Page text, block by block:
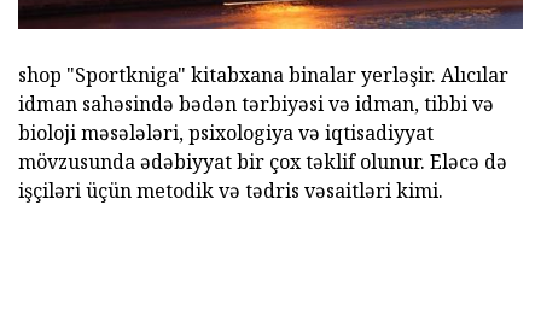
shop "Sportkniga" kitabxana binalar yerləşir. Alıcılar
idman sahəsində bədən tərbiyəsi və idman, tibbi və
bioloji məsələləri, psixologiya və iqtisadiyyat
mövzusunda ədəbiyyat bir çox təklif olunur. Eləcə də
işçiləri üçün metodik və tədris vəsaitləri kimi.